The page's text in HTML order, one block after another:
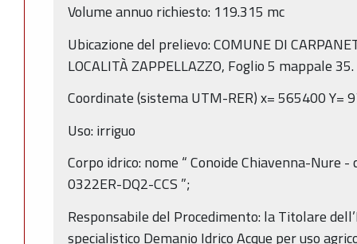
Volume annuo richiesto: 119.315 mc
Ubicazione del prelievo: COMUNE DI
LOCALITÀ ZAPPELLAZZO, Foglio 5 mappale 35.
Coordinate (sistema UTM-RER) x= 565400 Y=
Uso: irriguo
Corpo idrico: nome “ Conoide Chiavenna-Nure
0322ER-DQ2-CCS ”;
Responsabile del Procedimento: la Titolare
specialistico Demanio Idrico Acque per uso